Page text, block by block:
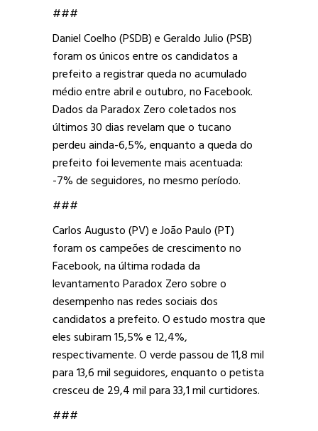
###
Daniel Coelho (PSDB) e Geraldo Julio (PSB)
foram os únicos entre os candidatos a
prefeito a registrar queda no acumulado
médio entre abril e outubro, no Facebook.
Dados da Paradox Zero coletados nos
últimos 30 dias revelam que o tucano
perdeu ainda-6,5%, enquanto a queda do
prefeito foi levemente mais acentuada:
-7% de seguidores, no mesmo período.
###
Carlos Augusto (PV) e João Paulo (PT)
foram os campeões de crescimento no
Facebook, na última rodada da
levantamento Paradox Zero sobre o
desempenho nas redes sociais dos
candidatos a prefeito. O estudo mostra que
eles subiram 15,5% e 12,4%,
respectivamente. O verde passou de 11,8 mil
para 13,6 mil seguidores, enquanto o petista
cresceu de 29,4 mil para 33,1 mil curtidores.
###